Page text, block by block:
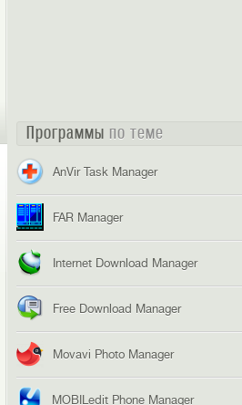
Программы по теме
AnVir Task Manager
FAR Manager
Internet Download Manager
Free Download Manager
Movavi Photo Manager
MOBILedit Phone Manager